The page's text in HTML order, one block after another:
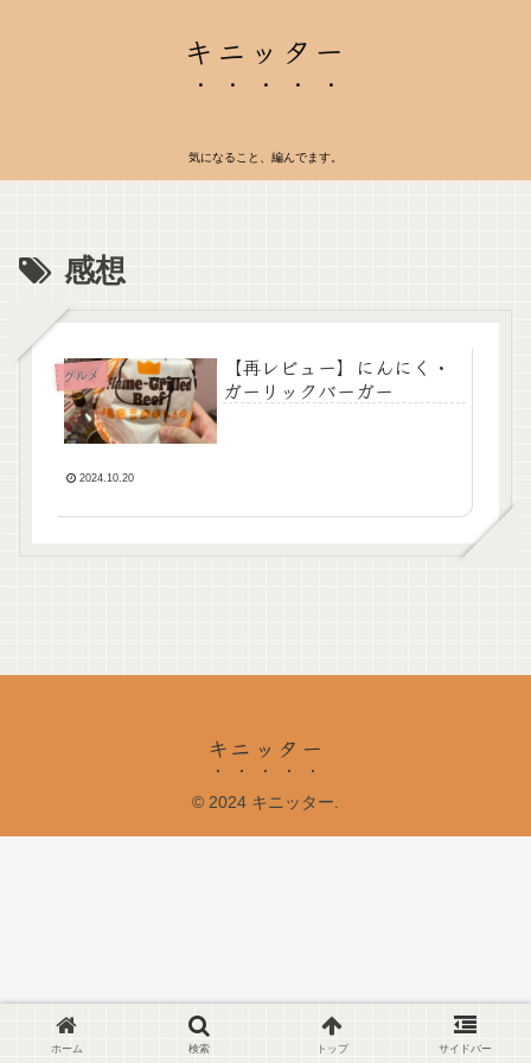
キニッター
気になること、編んでます。
感想
グルメ
【再レビュー】にんにく・
ガーリックバーガー
2024.10.20
キニッター
© 2024 キニッター.
ホーム 検索 トップ サイドバー